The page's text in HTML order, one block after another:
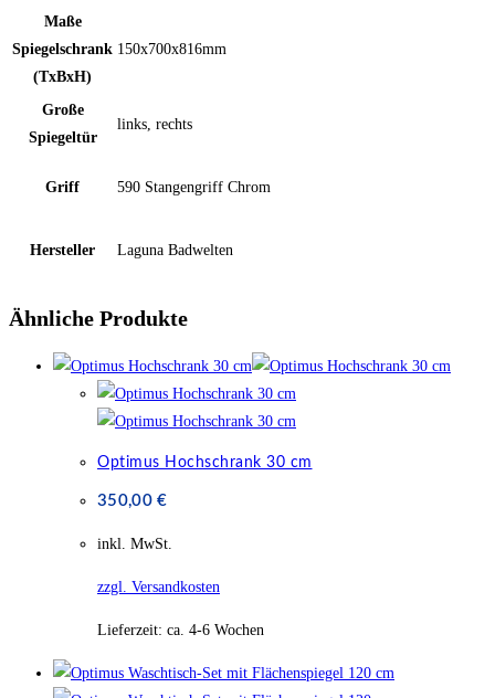
Maße
Spiegelschrank
(TxBxH)
150x700x816mm
Große
Spiegeltür
links, rechts
Griff 590 Stangengriff Chrom
Hersteller Laguna Badwelten
Ähnliche Produkte
Optimus Hochschrank 30 cm
350,00€
inkl. MwSt.
zzgl. Versandkosten
Lieferzeit: ca. 4-6 Wochen